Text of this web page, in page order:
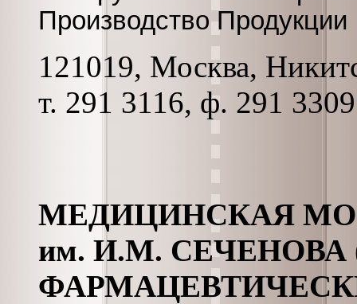
Производство Продукции
121019, Москва,
т. 291 3116, ф. 291 3309
МЕДИЦИНСКАЯ
им. И.М.